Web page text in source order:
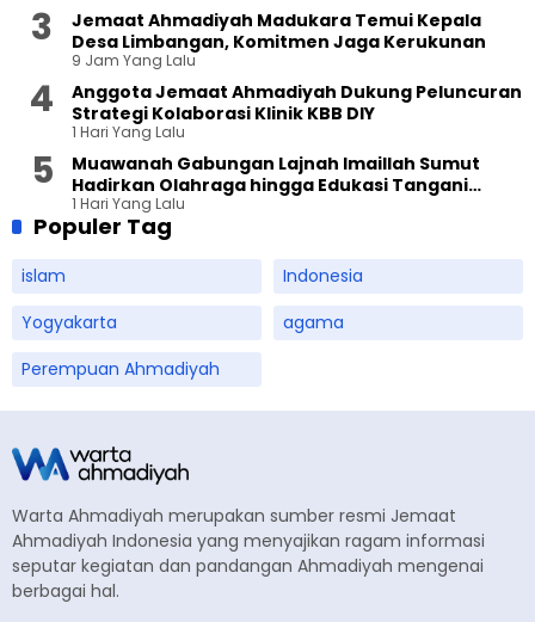
Jemaat Ahmadiyah Madukara Temui Kepala
Desa Limbangan, Komitmen Jaga Kerukunan
9 Jam Yang Lalu
Anggota Jemaat Ahmadiyah Dukung Peluncuran
Strategi Kolaborasi Klinik KBB DIY
1 Hari Yang Lalu
Muawanah Gabungan Lajnah Imaillah Sumut
Hadirkan Olahraga hingga Edukasi Tangani
Sampah
1 Hari Yang Lalu
Populer Tag
islam
Indonesia
Yogyakarta
agama
Perempuan Ahmadiyah
Warta Ahmadiyah merupakan sumber resmi Jemaat
Ahmadiyah Indonesia yang menyajikan ragam informasi
seputar kegiatan dan pandangan Ahmadiyah mengenai
berbagai hal.